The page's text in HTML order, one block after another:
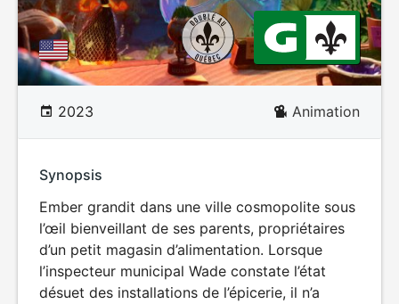
2023 Animation
Synopsis
Ember grandit dans une ville cosmopolite sous
l’œil bienveillant de ses parents, propriétaires
d’un petit magasin d’alimentation. Lorsque
l’inspecteur municipal Wade constate l’état
désuet des installations de l’épicerie, il n’a